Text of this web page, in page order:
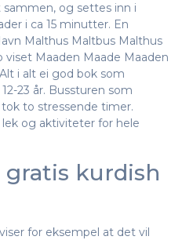
og settes inn i
i ca 15 minutter. En
Malthus Maltbus Malthus
viset Maaden Maade Maaden
i alt ei god bok som
23 år. Bussturen som
to stressende timer.
lek og aktiviteter for hele
kurdish
for eksempel at det vil